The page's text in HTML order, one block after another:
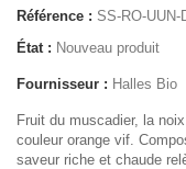
Référence : SS-RO-UUN-
État : Nouveau produit
Fournisseur : Halles Bio
Fruit du muscadier, la
couleur orange vif.
saveur riche et chaude